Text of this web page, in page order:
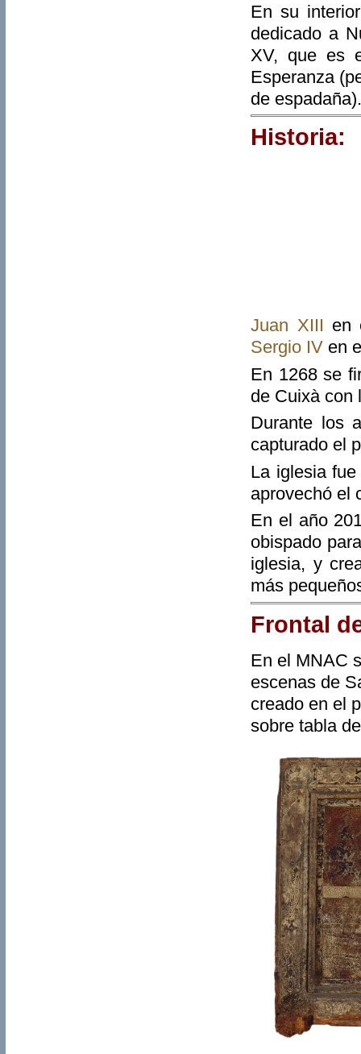
En su
dedicado a
XV, que es
Esperanza
de
Historia:
Juan XIII en
Sergio IV en
En 1268 se
de Cuixà con
Durante los
capturado el
La iglesia
aprovechó el
En el año
obispado
iglesia, y
más
Frontal
En el MNAC
escenas de
creado en el
sobre tabla